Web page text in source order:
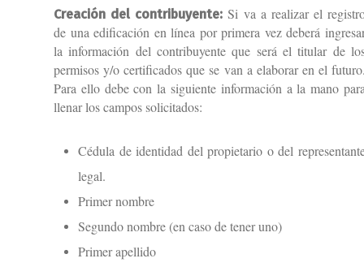
Creación del contribuyente:Si va a realizar el
de una edificación en línea por primera vez deberá
la información del contribuyente que será el titular de
permisos y/o certificados que se van a elaborar en el
Para ello debe con la siguiente información a la mano
llenar los campos solicitados:
Cédula de identidad del propietario o del
legal.
Primer nombre
Segundo nombre (en caso de tener uno)
Primer apellido